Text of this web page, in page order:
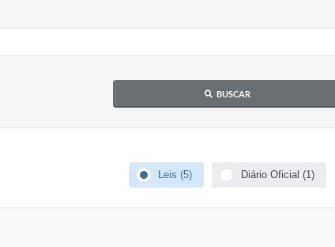
BUSCAR
Leis (5) Diário Oficial (1)